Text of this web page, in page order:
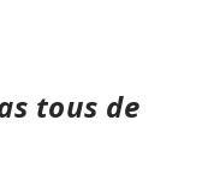
tous de